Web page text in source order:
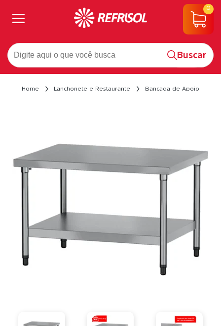
Buscar
0
Home Lanchonete e Restaurante Bancada de Apoio